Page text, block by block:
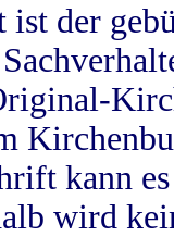
ist der
kann
wird